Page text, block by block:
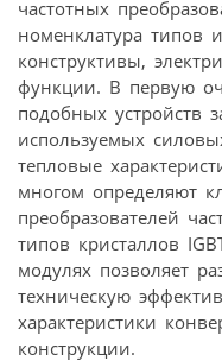
частотных
номенклатура
конструктивы,
функции. В первую
подобных устройств
используемых
тепловые
многом определяют
преобразователей
типов кристаллов
модулях позволяет
техническую
характеристики
конструкции.